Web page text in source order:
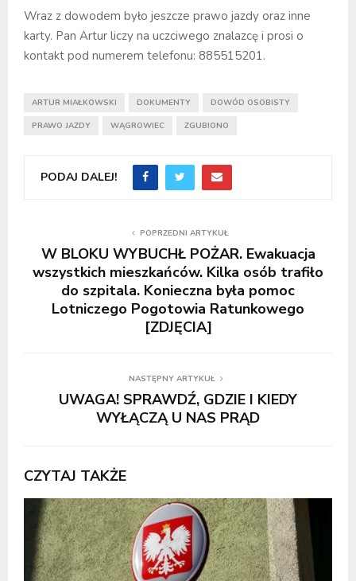
Wraz z dowodem było jeszcze prawo jazdy oraz inne
karty. Pan Artur liczy na uczciwego znalazcę i prosi o
kontakt pod numerem telefonu: 885515201.
ARTUR MIAŁKOWSKI DOKUMENTY DOWÓD OSOBISTY
PRAWO JAZDY WĄGROWIEC ZGUBIONO
PODAJ DALEJ!
POPRZEDNI ARTYKUŁ
W BLOKU WYBUCHŁ POŻAR. Ewakuacja
wszystkich mieszkańców. Kilka osób trafiło
do szpitala. Konieczna była pomoc
Lotniczego Pogotowia Ratunkowego
[ZDJĘCIA]
NASTĘPNY ARTYKUŁ
UWAGA! SPRAWDŹ, GDZIE I KIEDY
WYŁĄCZĄ U NAS PRĄD
CZYTAJ TAKŻE